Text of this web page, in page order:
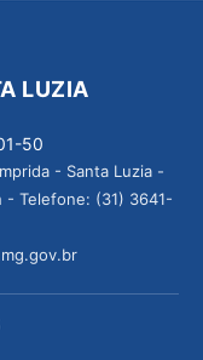
LUZIA
50
- Santa Luzia -
- Telefone: (31) 3641-